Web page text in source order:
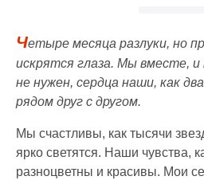
Четыре месяца разлуки, но
искрятся глаза. Мы вместе, и
не нужен, сердца наши, как
рядом друг с другом.
Мы счастливы, как тысячи
ярко светятся. Наши чувства,
разноцветны и красивы. Мои